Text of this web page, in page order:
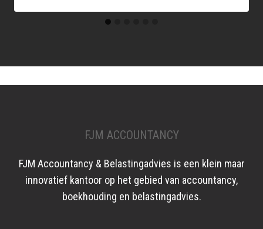
FJM ACCOUNTANCY
FJM Accountancy & Belastingadvies is een klein maar
innovatief kantoor op het gebied van accountancy,
boekhouding en belastingadvies.